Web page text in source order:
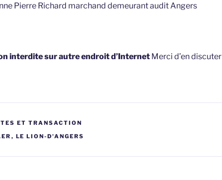
Pierre Richard marchand demeurant audit Angers
interdite sur autre endroit d’Internet Merci d’en discuter
ET TRANSACTION
, LE LION-D'ANGERS